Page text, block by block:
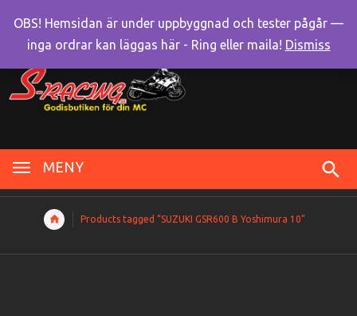
MENY
Products tagged “SUZUKI GSR600 B Yoshimura 10”
OBS! Hemsidan är under uppbyggnad och tester pågår —
inga ordrar kan läggas här - Ring eller maila! Dismiss